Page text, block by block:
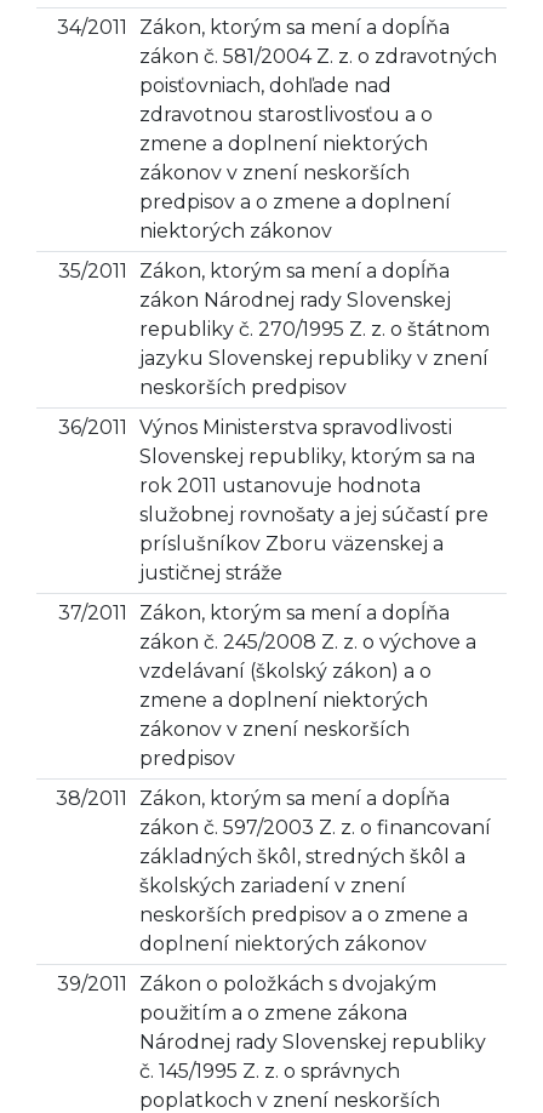
34/2011
Zákon, ktorým sa mení a dopĺňa
zákon č. 581/2004 Z. z. o zdravotných
poisťovniach, dohľade nad
zdravotnou starostlivosťou a o
zmene a doplnení niektorých
zákonov v znení neskorších
predpisov a o zmene a doplnení
niektorých zákonov
35/2011
Zákon, ktorým sa mení a dopĺňa
zákon Národnej rady Slovenskej
republiky č. 270/1995 Z. z. o štátnom
jazyku Slovenskej republiky v znení
neskorších predpisov
36/2011
Výnos Ministerstva spravodlivosti
Slovenskej republiky, ktorým sa na
rok 2011 ustanovuje hodnota
služobnej rovnošaty a jej súčastí pre
príslušníkov Zboru väzenskej a
justičnej stráže
37/2011
Zákon, ktorým sa mení a dopĺňa
zákon č. 245/2008 Z. z. o výchove a
vzdelávaní (školský zákon) a o
zmene a doplnení niektorých
zákonov v znení neskorších
predpisov
38/2011
Zákon, ktorým sa mení a dopĺňa
zákon č. 597/2003 Z. z. o financovaní
základných škôl, stredných škôl a
školských zariadení v znení
neskorších predpisov a o zmene a
doplnení niektorých zákonov
39/2011
Zákon o položkách s dvojakým
použitím a o zmene zákona
Národnej rady Slovenskej republiky
č. 145/1995 Z. z. o správnych
poplatkoch v znení neskorších